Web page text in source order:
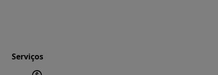
Serviços